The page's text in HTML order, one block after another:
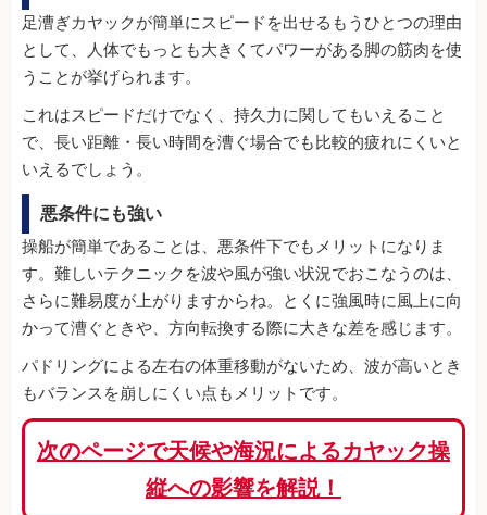
足漕ぎカヤックが簡単にスピードを出せるもうひとつの理由
として、人体でもっとも大きくてパワーがある脚の筋肉を使
うことが挙げられます。
これはスピードだけでなく、持久力に関してもいえること
で、長い距離・長い時間を漕ぐ場合でも比較的疲れにくいと
いえるでしょう。
悪条件にも強い
操船が簡単であることは、悪条件下でもメリットになりま
す。難しいテクニックを波や風が強い状況でおこなうのは、
さらに難易度が上がりますからね。とくに強風時に風上に向
かって漕ぐときや、方向転換する際に大きな差を感じます。
パドリングによる左右の体重移動がないため、波が高いとき
もバランスを崩しにくい点もメリットです。
次のページで天候や海況によるカヤック操
縦への影響を解説！